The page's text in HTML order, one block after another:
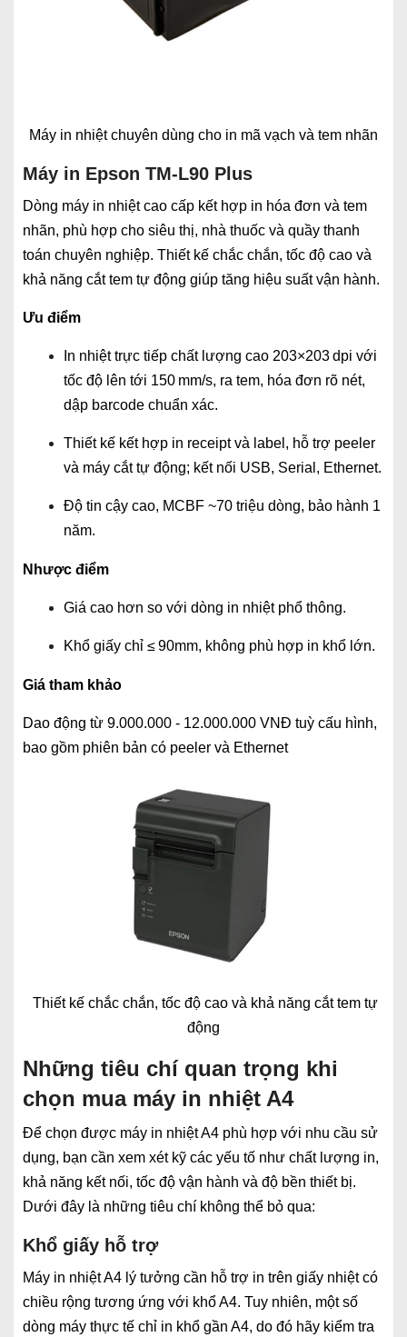
Máy in nhiệt chuyên dùng cho in mã vạch và tem nhãn
Máy in Epson TM-L90 Plus
Dòng máy in nhiệt cao cấp kết hợp in hóa đơn và tem
nhãn, phù hợp cho siêu thị, nhà thuốc và quầy thanh
toán chuyên nghiệp. Thiết kế chắc chắn, tốc độ cao và
khả năng cắt tem tự động giúp tăng hiệu suất vận hành.
Ưu điểm
In nhiệt trực tiếp chất lượng cao 203×203 dpi với
tốc độ lên tới 150 mm/s, ra tem, hóa đơn rõ nét,
dập barcode chuẩn xác.
Thiết kế kết hợp in receipt và label, hỗ trợ peeler
và máy cắt tự động; kết nối USB, Serial, Ethernet.
Độ tin cậy cao, MCBF ~70 triệu dòng, bảo hành 1
năm.
Nhược điểm
Giá cao hơn so với dòng in nhiệt phổ thông.
Khổ giấy chỉ ≤ 90mm, không phù hợp in khổ lớn.
Giá tham khảo
Dao động từ 9.000.000 - 12.000.000 VNĐ tuỳ cấu hình,
bao gồm phiên bản có peeler và Ethernet
Thiết kế chắc chắn, tốc độ cao và khả năng cắt tem tự
động
Những tiêu chí quan trọng khi
chọn mua máy in nhiệt A4
Để chọn được máy in nhiệt A4 phù hợp với nhu cầu sử
dụng, bạn cần xem xét kỹ các yếu tố như chất lượng in,
khả năng kết nối, tốc độ vận hành và độ bền thiết bị.
Dưới đây là những tiêu chí không thể bỏ qua:
Khổ giấy hỗ trợ
Máy in nhiệt A4 lý tưởng cần hỗ trợ in trên giấy nhiệt có
chiều rộng tương ứng với khổ A4. Tuy nhiên, một số
dòng máy thực tế chỉ in khổ gần A4, do đó hãy kiểm tra